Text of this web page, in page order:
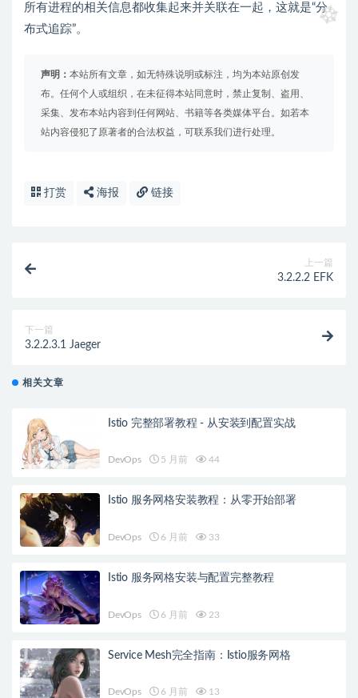
所有进程的相关信息都收集起来并关联在一起，这就是“分
布式追踪”。
声明： 本站所有文章，如无特殊说明或标注，均为本站原创发
布。任何个人或组织，在未征得本站同意时，禁止复制、盗用、
采集、发布本站内容到任何网站、书籍等各类媒体平台。如若本
站内容侵犯了原著者的合法权益，可联系我们进行处理。
打赏 海报 链接
上一篇
3.2.2.2 EFK
下一篇
3.2.2.3.1 Jaeger
相关文章
Istio 完整部署教程 - 从安装到配置实战
DevOps 5 月前 44
Istio 服务网格安装教程：从零开始部署
DevOps 6 月前 33
Istio 服务网格安装与配置完整教程
DevOps 6 月前 23
Service Mesh完全指南：Istio服务网格
DevOps 6 月前 13